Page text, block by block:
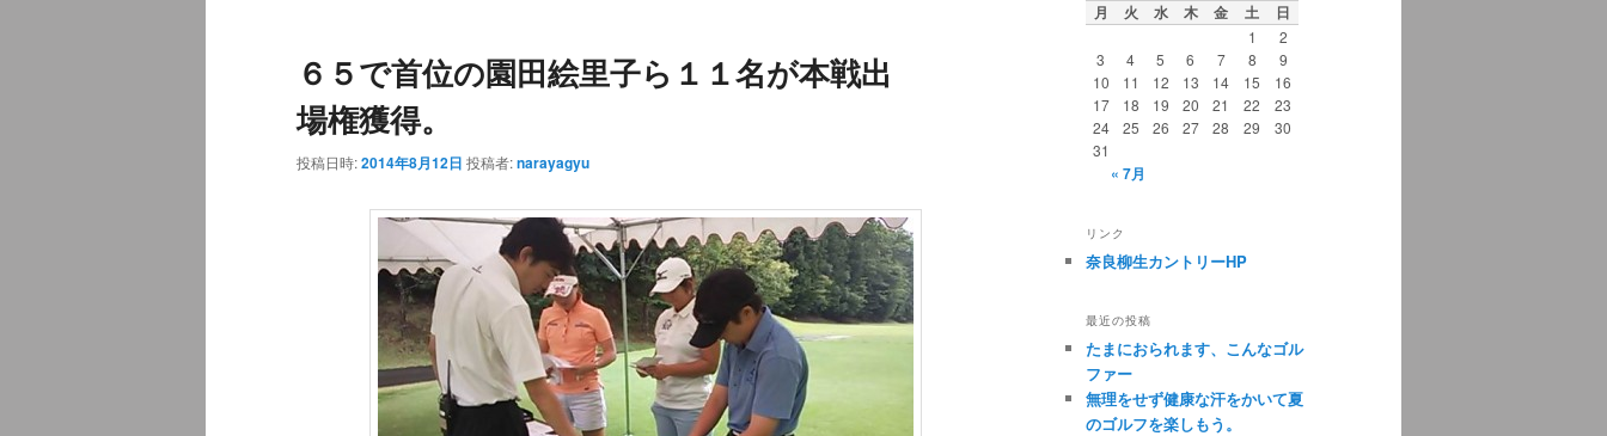
ビ
ゲ
ー
シ
６５で首位の園田絵里子ら１１名が本戦出
場権獲得。
投稿日時:2014年8月12日 投稿者:narayagyu
月 火 水 木 金 土 日
1
2
3
4 5 6 7 8
9
10
11 12 13 14 15
16
17
18 19 20 21 22
23
24
25 26 27 28 29
30
31
« 7月
リンク
奈良柳生カントリーHP
最近の投稿
たまにおられます、こんなゴル
ファー
無理をせず健康な汗をかいて夏
のゴルフを楽しもう。